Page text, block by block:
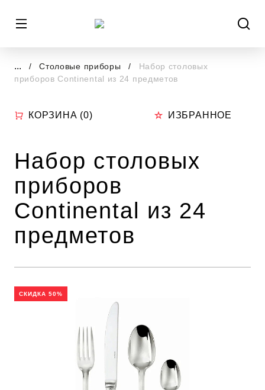
... Столовые приборы
Набор столовых
приборов Continental из 24 предметов
КОРЗИНА (0) ИЗБРАННОЕ
Набор столовых
приборов
Continental из 24
предметов
СКИДКА 50%